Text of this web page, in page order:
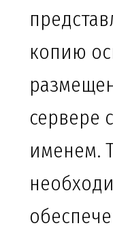
копию
сервере
именем.